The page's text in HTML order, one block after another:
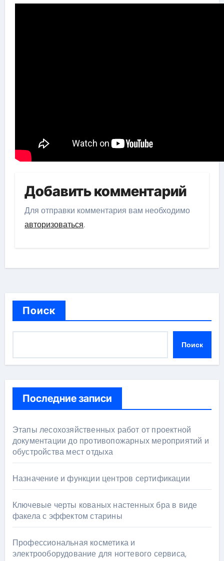
Добавить комментарий
Для отправки комментария вам необходимо
авторизоваться.
Поиск
Поиск
Последние записи
Этапы лесохозяйственных работ от проектной
документации до противопожарных мероприятий и
обустройства мест отдыха
Назначение и функции центров сертификации
Ключевые черты кованых настенных бра в виде
факела с эффектом старины
Профессиональная косметика и
электрооборудование для ногтевого сервиса,